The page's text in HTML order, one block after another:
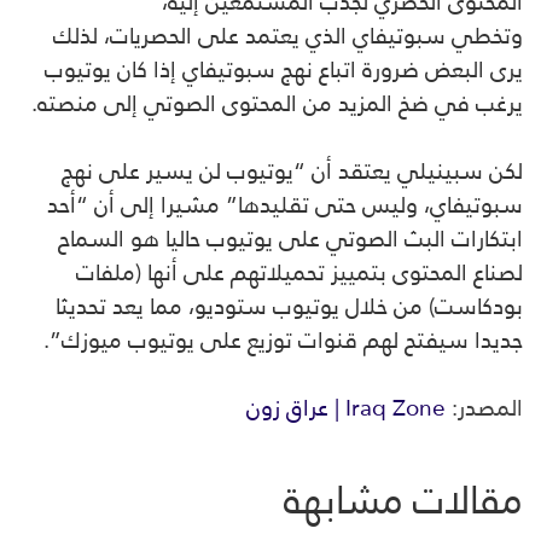
وتخطي سبوتيفاي الذي يعتمد على الحصريات، لذلك
يرى البعض ضرورة اتباع نهج سبوتيفاي إذا كان يوتيوب
يرغب في ضخ المزيد من المحتوى الصوتي إلى منصته.
لكن سبينيلي يعتقد أن “يوتيوب لن يسير على نهج
سبوتيفاي، وليس حتى تقليدها” مشيرا إلى أن “أحد
ابتكارات البث الصوتي على يوتيوب حاليا هو السماح
لصناع المحتوى بتمييز تحميلاتهم على أنها (ملفات
بودكاست) من خلال يوتيوب ستوديو، مما يعد تحديثا
جديدا سيفتح لهم قنوات توزيع على يوتيوب ميوزك”.
المصدر:Iraq Zone | عراق زون
مقالات مشابهة